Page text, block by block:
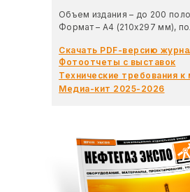
Объем издания – до 200
Формат – А4 (210х297 мм),
Медиа-кит 2025-2026
Технические требования к
Фотоотчеты с выставок
Скачать PDF-версию